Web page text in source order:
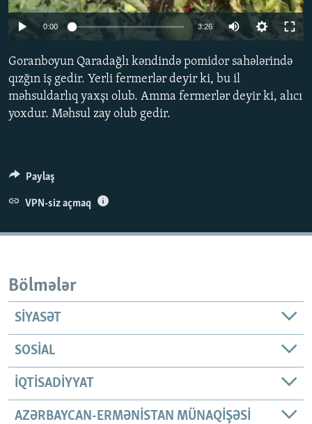
İNFOQRAFIKA
AZƏRBAYCAN ƏDƏBIYYATI KITABXANASI
İSLAM VƏ DEMOKRATIYA
İZ - MƏDƏNIYYƏT PROQRAMI
MISSIYAMIZ
PEŞƏ ETIKASI VƏ JURNALISTIKA STANDARTLARIMIZ
MATERIALLARIMIZDAN ISTIFADƏ
AZADLIQRADIOSU MOBIL TELEFONUNUZDA
BIZIMLƏ ƏLAQƏ
BIZI IZLƏ
RFE/RL-in bütün saytları
0:00 3:26
Goranboyun Qaradağlı kəndində pomidor sahələrində
qızğın iş gedir. Yerli fermerlər deyir ki, bu il
məhsuldarlıq yaxşı olub. Amma fermerlər deyir ki, alıcı
yoxdur. Məhsul zay olub gedir.
Paylaş
VPN-siz açmaq
Bölmələr
SIYASƏT
SOSIAL
İQTISADIYYAT
AZƏRBAYCAN-ERMƏNISTAN MÜNAQIŞƏSI